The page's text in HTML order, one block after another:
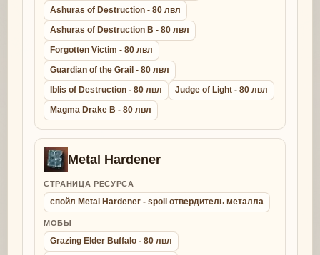
Ashuras of Destruction - 80 лвл
Ashuras of Destruction B - 80 лвл
Forgotten Victim - 80 лвл
Guardian of the Grail - 80 лвл
Iblis of Destruction - 80 лвл
Judge of Light - 80 лвл
Magma Drake B - 80 лвл
Metal Hardener
СТРАНИЦА РЕСУРСА
спойл Metal Hardener - spoil отвердитель металла
МОБЫ
Grazing Elder Buffalo - 80 лвл